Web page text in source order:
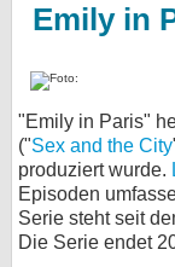
Emily in
"Emily in Paris"
("Sex and the City
produziert wurde.
Episoden
Serie steht seit
Die Serie endet